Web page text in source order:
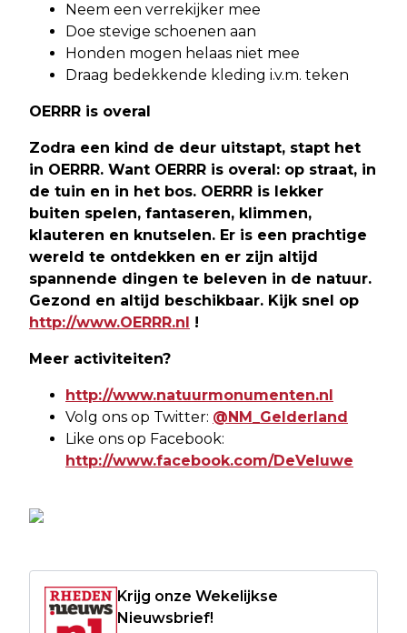
Neem een verrekijker mee
Doe stevige schoenen aan
Honden mogen helaas niet mee
Draag bedekkende kleding i.v.m. teken
OERRR is overal
Zodra een kind de deur uitstapt, stapt het
in OERRR. Want OERRR is overal: op straat, in
de tuin en in het bos. OERRR is lekker
buiten spelen, fantaseren, klimmen,
klauteren en knutselen. Er is een prachtige
wereld te ontdekken en er zijn altijd
spannende dingen te beleven in de natuur.
Gezond en altijd beschikbaar. Kijk snel op
http://www.OERRR.nl
!
Meer activiteiten?
http://www.natuurmonumenten.nl
Volg ons op Twitter: @NM_Gelderland
Like ons op Facebook:
http://www.facebook.com/DeVeluwe
Krijg onze Wekelijkse
Nieuwsbrief!